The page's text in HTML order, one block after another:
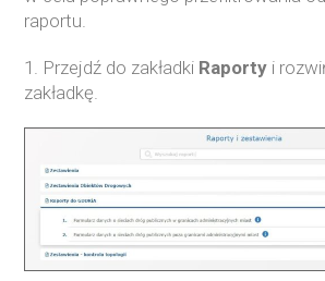
raportu.
1. Przejdź do zakładki Raporty i
zakładkę.